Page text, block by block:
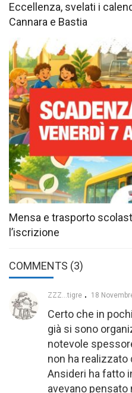
Eccellenza, svelati i
Cannara e Bastia
Mensa e trasporto
l’iscrizione
COMMENTS (3)
ZZZ...tigre 18
Certo che in
già si sono
notevole
non ha realizzato
Ansideri ha fatto
avevano pensato